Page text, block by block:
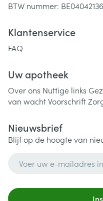
BTW nummer:
Klantenservice
FAQ
Uw apotheek
Over ons Nuttige links
van wachtVoorschrift
Nieuwsbrief
Blijf op de hoogte van